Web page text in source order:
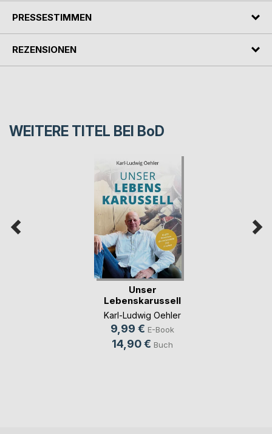
PRESSESTIMMEN
REZENSIONEN
WEITERE TITEL BEI BoD
Unser
Lebenskarussell
Karl-Ludwig Oehler
9,99 € E-Book
14,90 € Buch